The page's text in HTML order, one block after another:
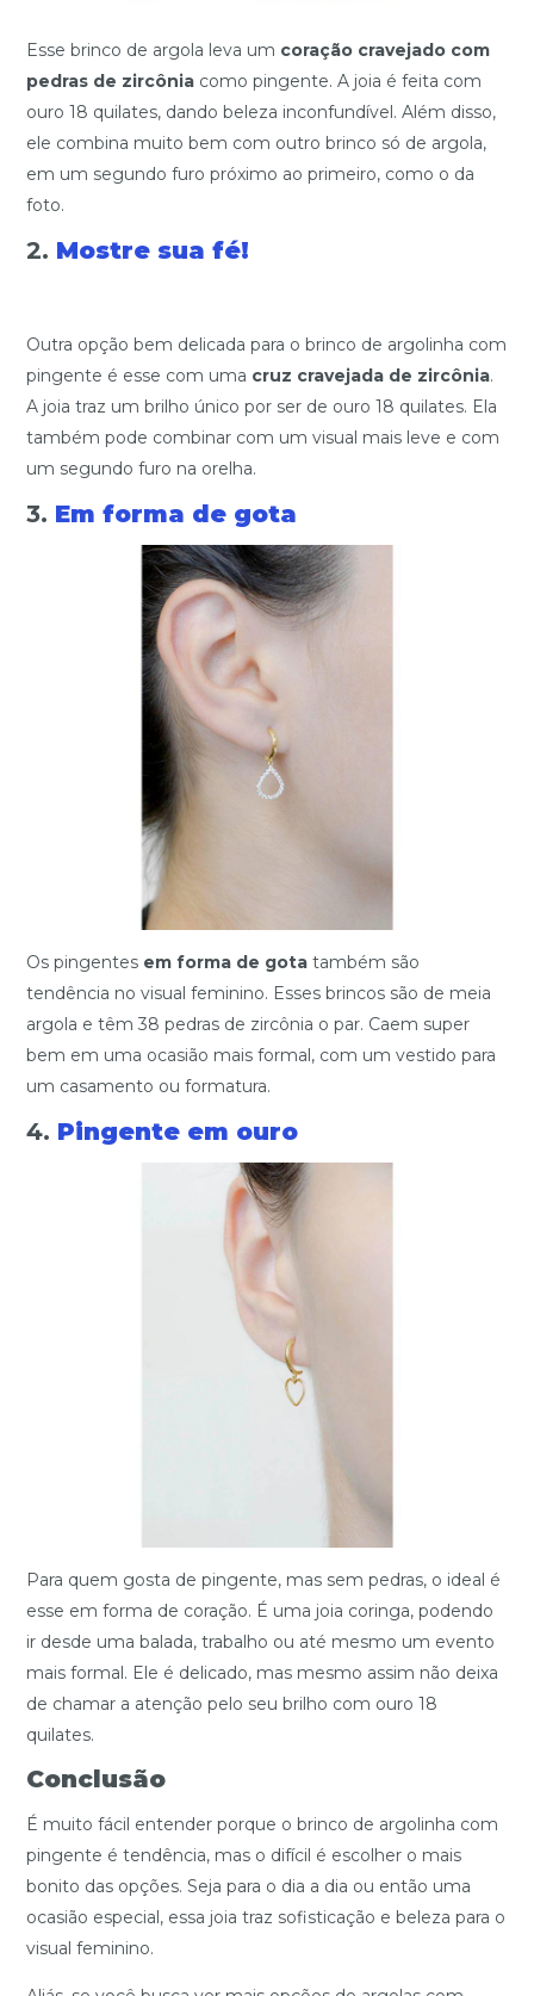
Esse brinco de argola leva um coração cravejado com
pedras de zircônia como pingente. A joia é feita com
ouro 18 quilates, dando beleza inconfundível. Além disso,
ele combina muito bem com outro brinco só de argola,
em um segundo furo próximo ao primeiro, como o da
foto.
2. Mostre sua fé!
Outra opção bem delicada para o brinco de argolinha com
pingente é esse com uma cruz cravejada de zircônia.
A joia traz um brilho único por ser de ouro 18 quilates. Ela
também pode combinar com um visual mais leve e com
um segundo furo na orelha.
3. Em forma de gota
Os pingentes em forma de gota também são
tendência no visual feminino. Esses brincos são de meia
argola e têm 38 pedras de zircônia o par. Caem super
bem em uma ocasião mais formal, com um vestido para
um casamento ou formatura.
4. Pingente em ouro
Para quem gosta de pingente, mas sem pedras, o ideal é
esse em forma de coração. É uma joia coringa, podendo
ir desde uma balada, trabalho ou até mesmo um evento
mais formal. Ele é delicado, mas mesmo assim não deixa
de chamar a atenção pelo seu brilho com ouro 18
quilates.
Conclusão
É muito fácil entender porque o brinco de argolinha com
pingente é tendência, mas o difícil é escolher o mais
bonito das opções. Seja para o dia a dia ou então uma
ocasião especial, essa joia traz sofisticação e beleza para o
visual feminino.